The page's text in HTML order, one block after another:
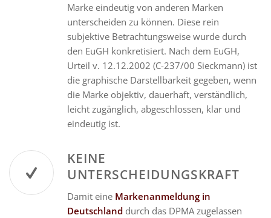
Marke eindeutig von anderen Marken
unterscheiden zu können. Diese rein
subjektive Betrachtungsweise wurde durch
den EuGH konkretisiert. Nach dem EuGH,
Urteil v. 12.12.2002 (C-237/00 Sieckmann) ist
die graphische Darstellbarkeit gegeben, wenn
die Marke objektiv, dauerhaft, verständlich,
leicht zugänglich, abgeschlossen, klar und
eindeutig ist.
KEINE
UNTERSCHEIDUNGSKRAFT
Damit eine Markenanmeldung in
Deutschland durch das DPMA zugelassen